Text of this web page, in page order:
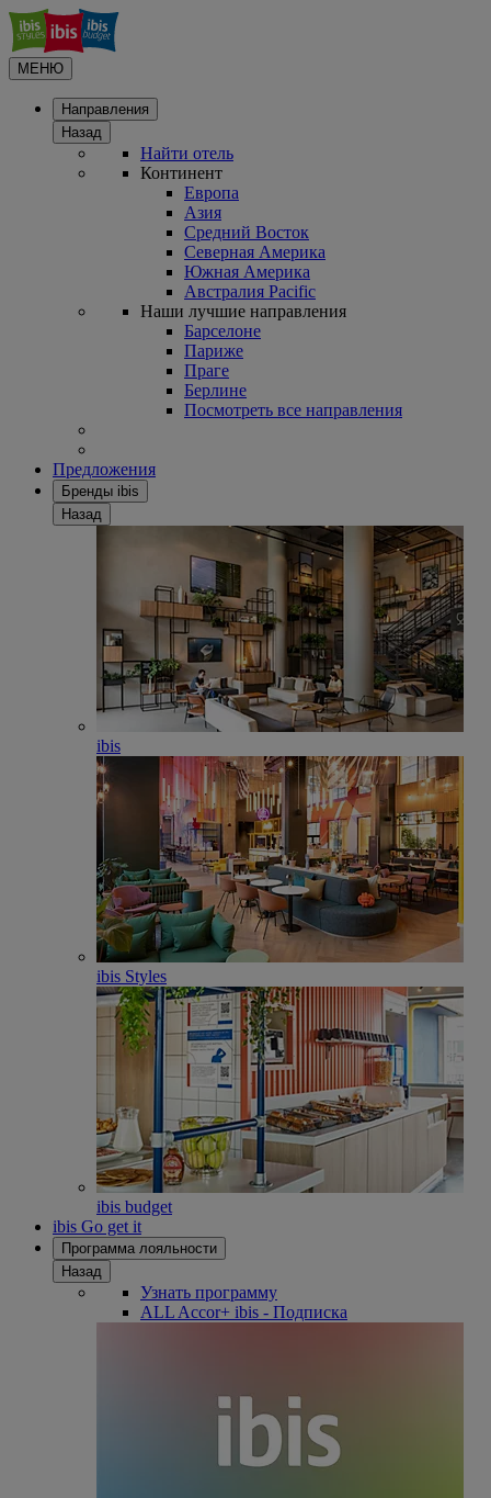
МЕНЮ
Направления
Назад
Найти отель
Континент
Европа
Азия
Средний Восток
Северная Америка
Южная Америка
Австралия Pacific
Наши лучшие направления
Барселоне
Париже
Праге
Берлине
Посмотреть все направления
Предложения
Бренды ibis
Назад
ibis
ibis Styles
ibis budget
ibis Go get it
Программа лояльности
Назад
Узнать программу
ALL Accor+ ibis - Подписка